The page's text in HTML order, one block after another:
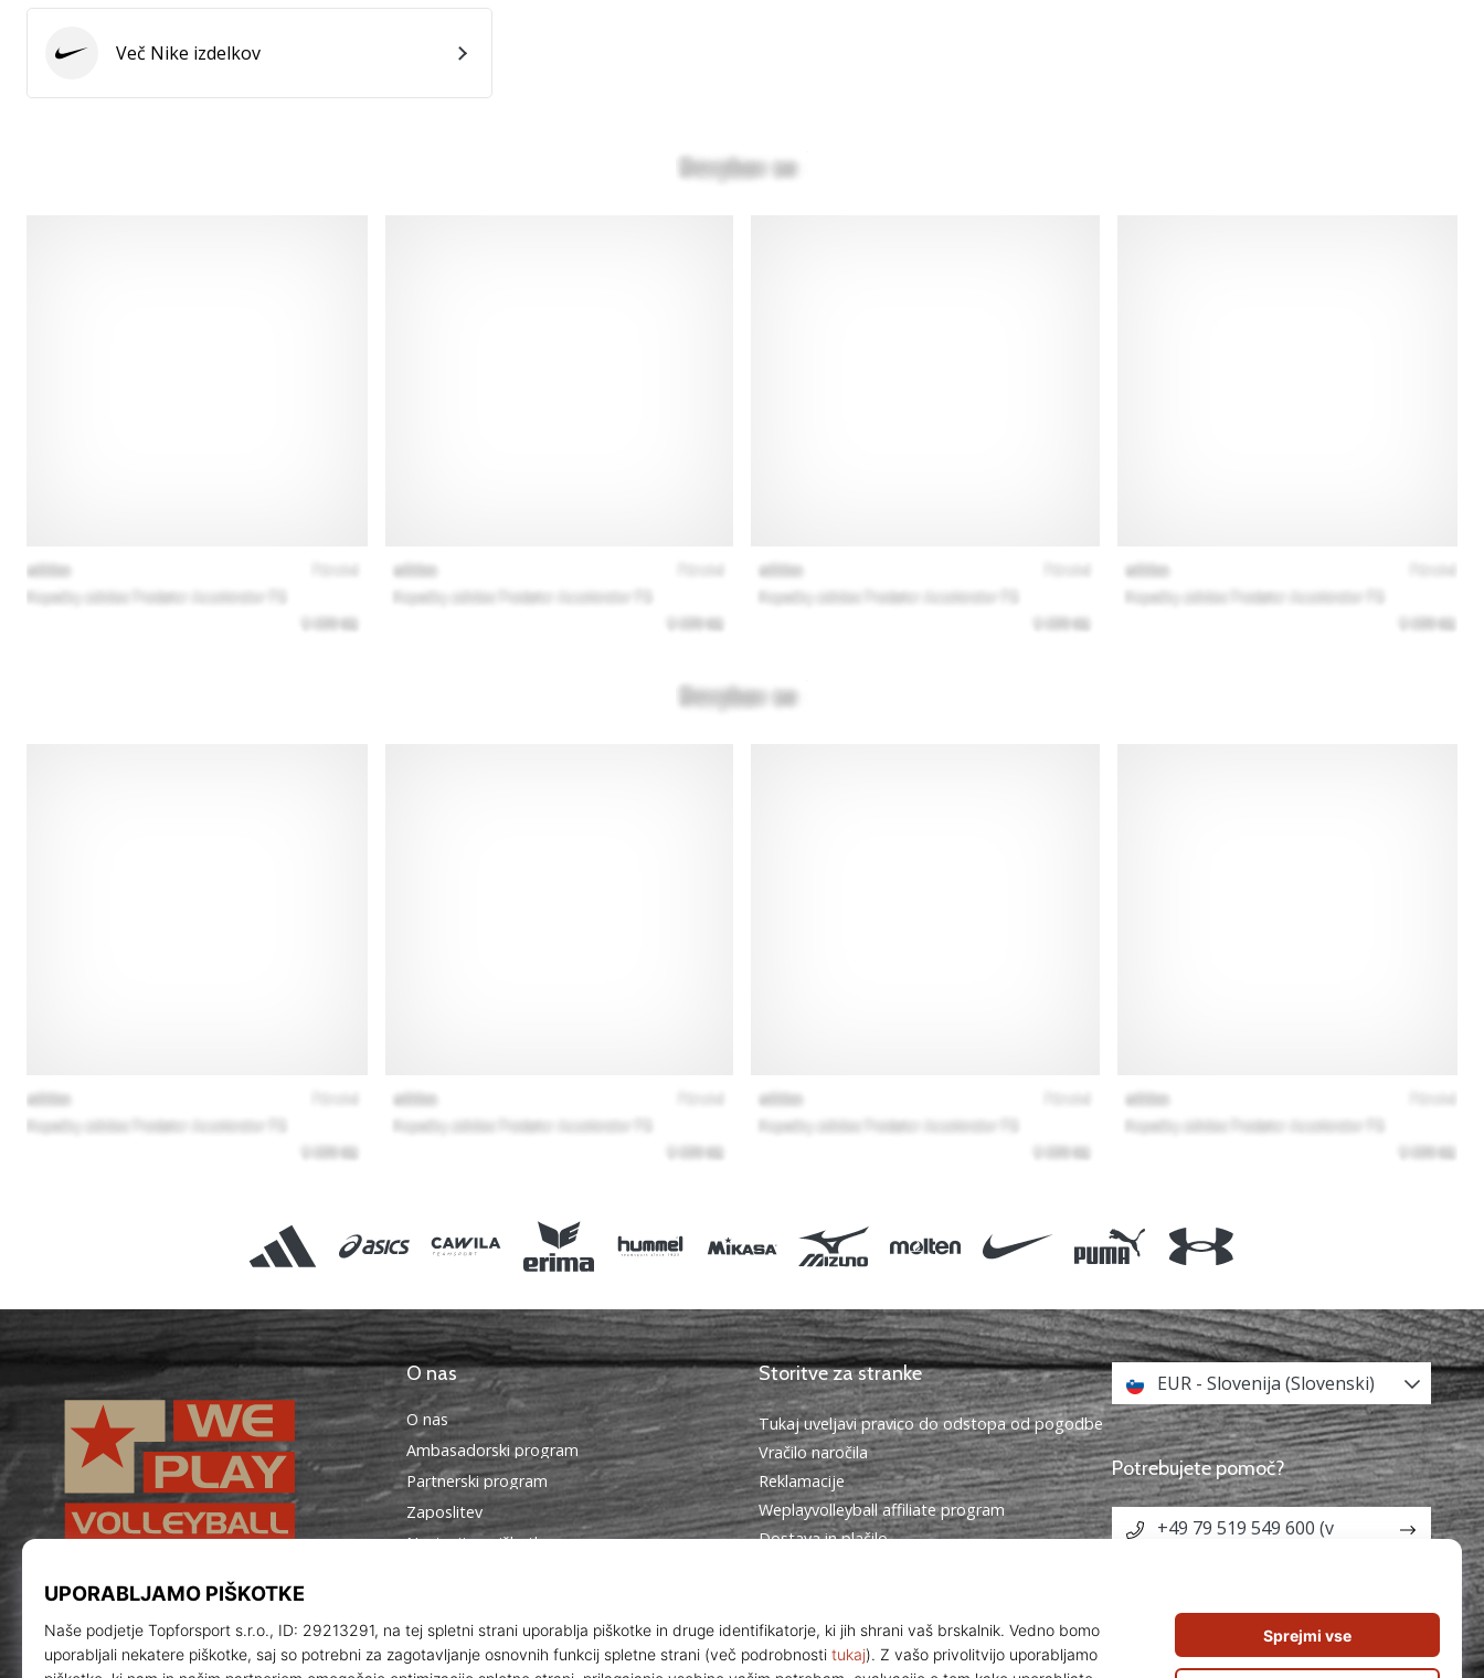
Nike Več Nike izdelkov
WePlayVolleyball.si
O nas
O nas
Ambasadorski program
Partnerski program
Zaposlitev
Nastavitve piškotkov
Storitve za stranke
Tukaj uveljavi pravico do odstopa od pogodbe
Vračilo naročila
Reklamacije
Weplayvolleyball affiliate program
Dostava in plačilo
Pogosto zastavljena vprašanja
Politika zasebnosti
EUR - Slovenija (Slovenski)
Potrebujete pomoč?
+49 79 519 549 600 (v